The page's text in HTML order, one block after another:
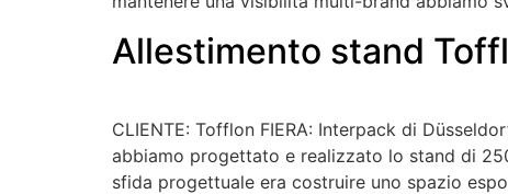
Allestimento stand
CLIENTE: Tofflon FIERA: Interpack di
abbiamo progettato e realizzato lo stand di
sfida progettuale era costruire uno spazio